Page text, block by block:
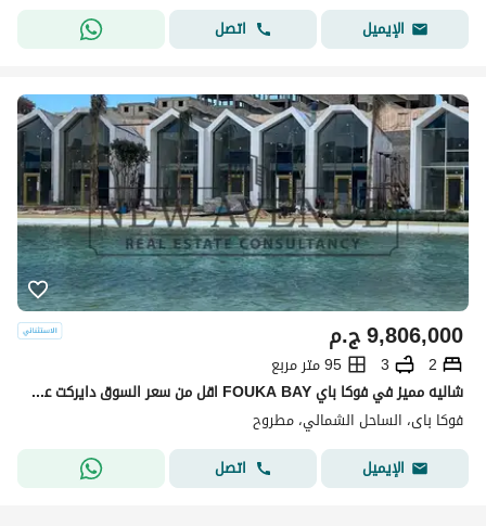
الإيميل
اتصل
ج.م9,806,000
2
3
95 متر مربع
شاليه مميز في فوكا باي FOUKA BAY اقل من سعر السوق دايركت علي لاجون متشطب استلام قريب
فوكا باى، الساحل الشمالي، مطروح
الإيميل
اتصل